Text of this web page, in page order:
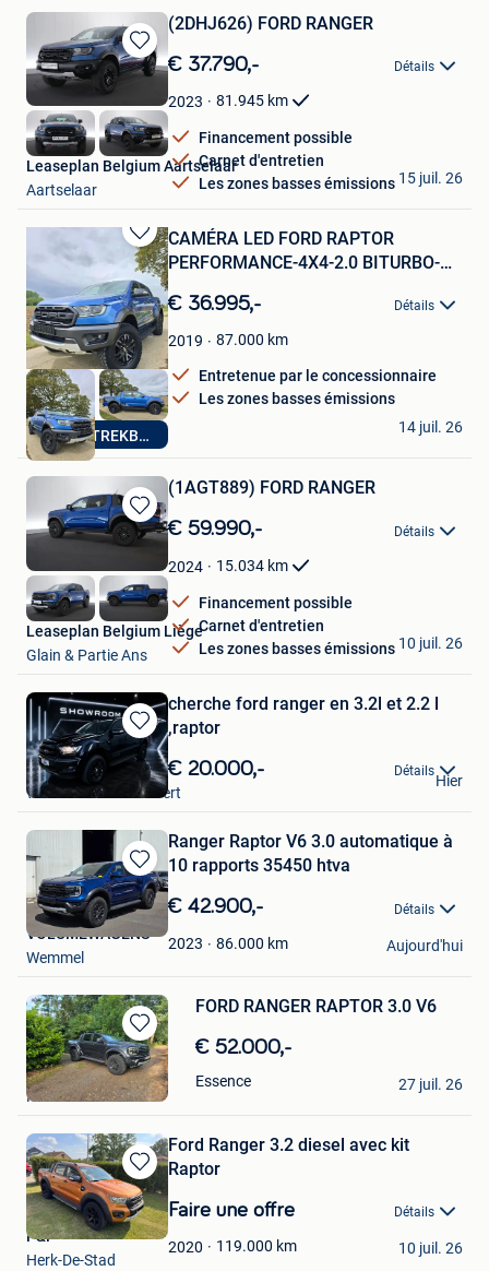
Sauvegarder
dans
Favoris
(2DHJ626) FORD RANGER
€ 37.790,- Détails
2023 81.945 km
Financement possible
Carnet d'entretien
Les zones basses émissions
Leaseplan Belgium Aartselaar
Aartselaar
15 juil. 26
Sauvegarder
dans
Mes
Favoris
BTW AFTREKBAAR
CAMÉRA LED FORD RAPTOR
PERFORMANCE-4X4-2.0 BITURBO-
€ 36.995,- Détails
2019 87.000 km
Entretenue par le concessionnaire
Les zones basses émissions
Dr Cars
Ieper
14 juil. 26
Sauvegarder
dans
Favoris
(1AGT889) FORD RANGER
€ 59.990,- Détails
2024 15.034 km
Financement possible
Carnet d'entretien
Les zones basses émissions
Leaseplan Belgium Liège
Glain & Partie Ans
10 juil. 26
Sauvegarder
dans
Mes
Favoris
cherche ford ranger en 3.2l et 2.2 l
,raptor
€ 20.000,- Détails
pierre boucher
Woluwe-Saint-Lambert
Hier
Sauvegarder
dans
Mes
Favoris
Ranger Raptor V6 3.0 automatique à
10 rapports 35450 htva
€ 42.900,- Détails
2023 86.000 km
VOLUMEWAGENS
Wemmel
Aujourd'hui
Sauvegarder
dans
Mes
Favoris
FORD RANGER RAPTOR 3.0 V6
€ 52.000,-
Essence
Mil
Mol
27 juil. 26
Sauvegarder
dans
Mes
Favoris
Ford Ranger 3.2 diesel avec kit
Raptor
Faire une offre Détails
2020 119.000 km
P&P
Herk-De-Stad
10 juil. 26